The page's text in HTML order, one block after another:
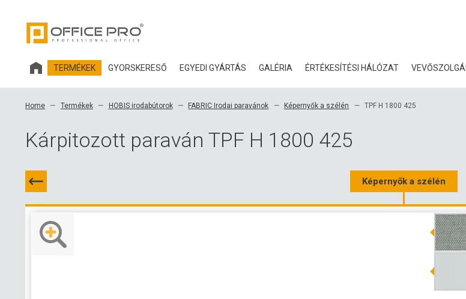
TERMÉKEK GYORSKERESŐ EGYEDI GYÁRTÁS GALÉRIA ÉRTÉKESÍTÉSI HÁLÓZAT
BLOG
3D
Home Termékek HOBIS irodabútorok FABRIC Irodai paravánok Képernyők a szélén TPF H 1800 425
Kárpitozott paraván TPF H 1800 425
Képernyők a szélén